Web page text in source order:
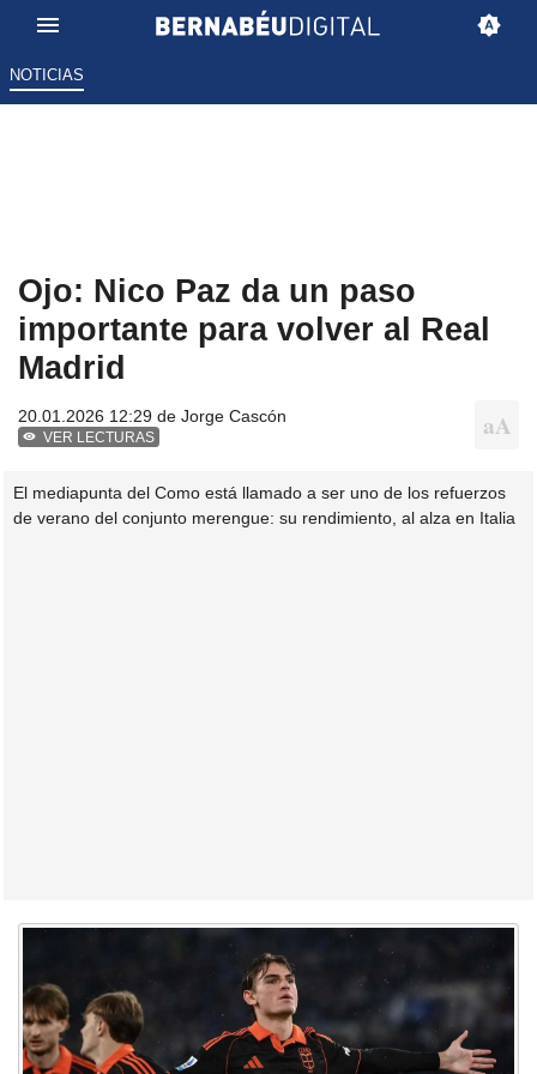
NOTICIAS
Ojo: Nico Paz da un paso
importante para volver al Real
Madrid
20.01.2026 12:29 de Jorge Cascón
VER LECTURAS
El mediapunta del Como está llamado a ser uno de los refuerzos
de verano del conjunto merengue: su rendimiento, al alza en Italia